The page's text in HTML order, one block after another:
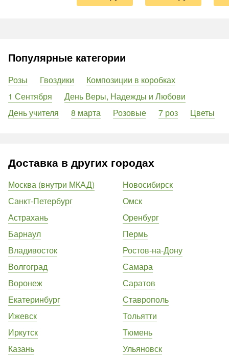
Популярные категории
Розы Гвоздики
Композиции в коробках
1 Сентября
День Веры, Надежды и Любови
День учителя
8 марта Розовые 7 роз Цветы
Доставка в других городах
Москва (внутри МКАД)
Санкт-Петербург
Астрахань
Барнаул
Владивосток
Волгоград
Воронеж
Екатеринбург
Ижевск
Иркутск
Казань
Новосибирск
Омск
Оренбург
Пермь
Ростов-на-Дону
Самара
Саратов
Ставрополь
Тольятти
Тюмень
Ульяновск